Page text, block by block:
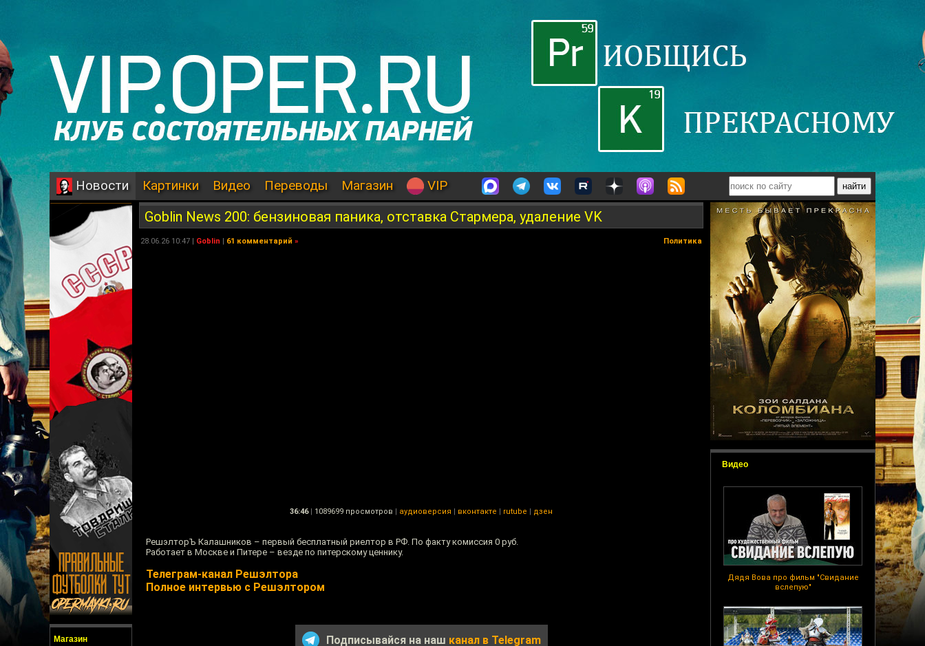
Новости Картинки Видео Переводы Магазин VIP
Магазин
Видео
Дядя Вова про фильм "Свидание
вслепую"
Goblin News 200: бензиновая паника, отставка Стармера, удаление VK
28.06.26 10:47 | Goblin | 61 комментарий » Политика
36:46 | 1089699 просмотров | аудиоверсия | вконтакте | rutube | дзен
РешэлторЪ Калашников – первый бесплатный риелтор в РФ. По факту комиссия 0 руб.
Работает в Москве и Питере – везде по питерскому ценнику.
Телеграм-канал Решэлтора
Полное интервью с Решэлтором
Подписывайся на наш канал в Telegram